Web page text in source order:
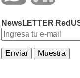
NewsLETTER